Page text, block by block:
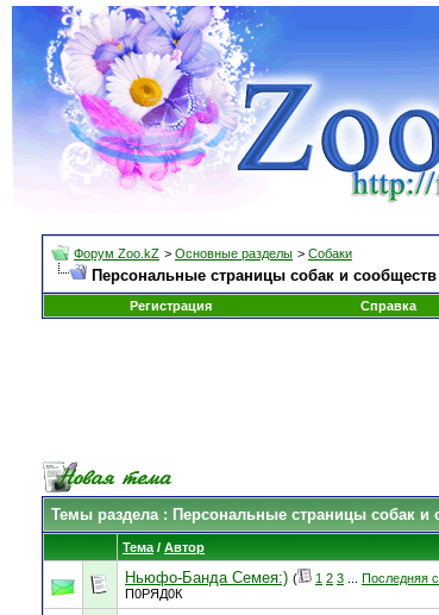
Форум Zoo.kZ > Основные разделы > Собаки
Персональные страницы собак и сообществ
Регистрация
Справка
Темы раздела: Персональные страницы собак и
Тема / Автор
Ньюфо-Банда Семея:) ( 1 2 3 Последняя
П0РЯД0К